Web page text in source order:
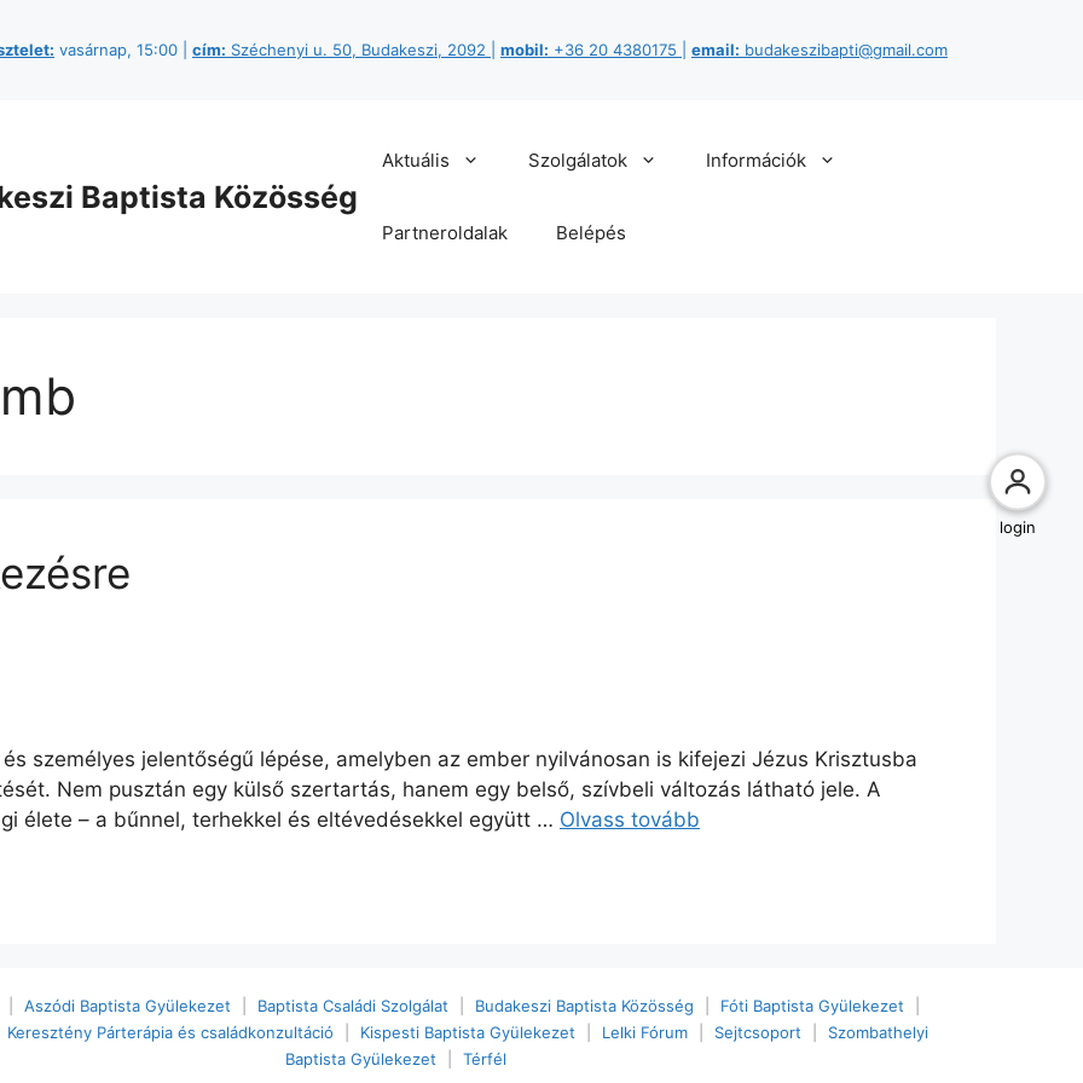
vasárnap, 15:00 | cím: Széchenyi u. 50, Budakeszi, 2092 mobil: +36 20 4380175 email: budakeszibapti@gmail.com
Baptista Közösség
Aktuális Szolgálatok Információk
Partneroldalak Belépés
személyes jelentőségű lépése, amelyben az ember nyilvánosan is kifejezi Jézus Krisztusba
Nem pusztán egy külső szertartás, hanem egy belső, szívbeli változás látható jele. A
élete – a bűnnel, terhekkel és eltévedésekkel együtt … Olvass tovább
Aszódi Baptista Gyülekezet Baptista Családi Szolgálat Budakeszi Baptista Közösség Fóti Baptista Gyülekezet
Keresztény Párterápia és családkonzultáció Kispesti Baptista Gyülekezet Lelki Fórum Sejtcsoport
Szombathelyi
Baptista Gyülekezet
Térfél
login